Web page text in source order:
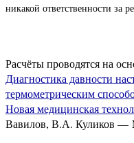
никакой ответственности за
Расчёты проводятся на
Диагностика давности
термометрическим
Новая медицинская
Вавилов, В.А. Куликов —